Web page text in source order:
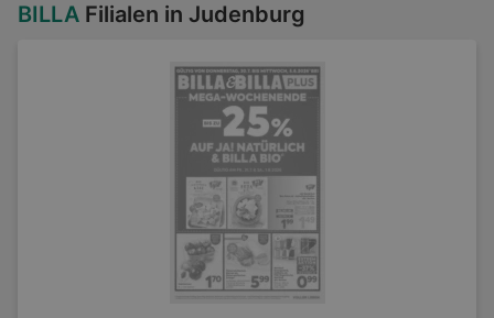
BILLA Filialen in Judenburg